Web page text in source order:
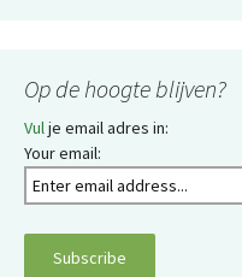
Op de hoogte blijven?
Vulje email adres in:
Your email: